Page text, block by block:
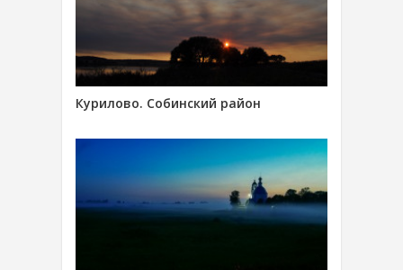
Курилово. Собинский район